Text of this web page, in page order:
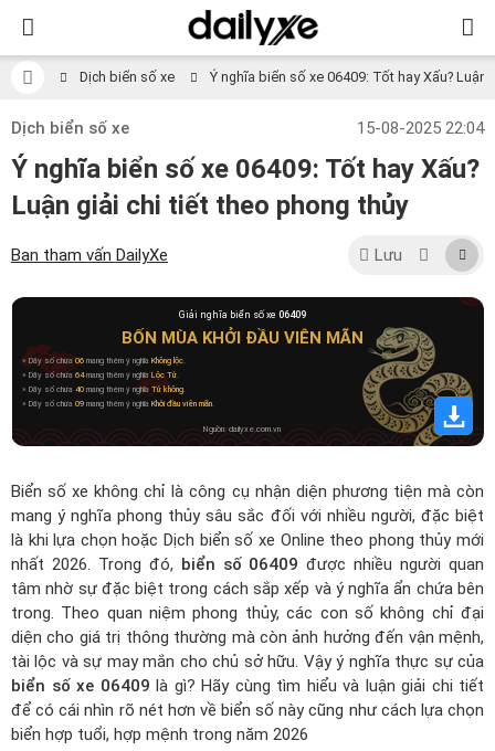
Dịch biển số xe Ý nghĩa biển số xe 06409: Tốt hay Xấu?
Dịch biển số xe 15-08-2025 22:04
Ý nghĩa biển số xe 06409: Tốt hay Xấu?
Luận giải chi tiết theo phong thủy
Ban tham vấn DailyXe Lưu
Giải nghĩa biển số xe 06409
BỐN MÙA KHỞI ĐẦU VIÊN MÃN
» Dãy số chứa06 mang thêm ý nghĩa Không lộc.
» Dãy số chứa 64mang thêm ý nghĩaLộc Tử.
» Dãy số chứa 40 mang thêm ý nghĩaTứ không.
» Dãy số chứa 09 mang thêm ý nghĩa Khởi đầu viên mãn.
Nguồn: dailyxe.com.vn
Biển số xe không chỉ là công cụ nhận diện phương tiện mà còn
mang ý nghĩa phong thủy sâu sắc đối với nhiều người, đặc biệt
là khi lựa chọn hoặcDịch biển số xe Online theo phong thủy mới
nhất 2026. Trong đó, biển số 06409 được nhiều người quan
tâm nhờ sự đặc biệt trong cách sắp xếp và ý nghĩa ẩn chứa bên
trong. Theo quan niệm phong thủy, các con số không chỉ đại
diện cho giá trị thông thường mà còn ảnh hưởng đến vận mệnh,
tài lộc và sự may mắn cho chủ sở hữu. Vậy ý nghĩa thực sự của
biển số xe 06409 là gì? Hãy cùng tìm hiểu và luận giải chi tiết
để có cái nhìn rõ nét hơn về biển số này cũng như cách lựa chọn
biển hợp tuổi, hợp mệnh trong năm 2026